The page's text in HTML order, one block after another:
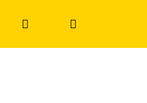
PřihlášeníNákupní